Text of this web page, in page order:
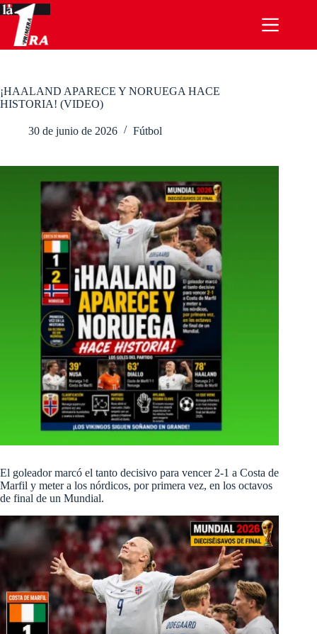
Saltar
al
contenido
¡HAALAND APARECE Y NORUEGA HACE
HISTORIA! (VIDEO)
30 de junio de 2026 Fútbol
El goleador marcó el tanto decisivo para vencer 2-1 a Costa de
Marfil y meter a los nórdicos, por primera vez, en los octavos
de final de un Mundial.